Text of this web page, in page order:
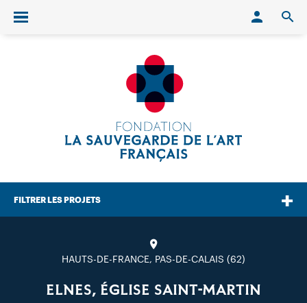
Ouvrir/fermer le menu
FILTRER LES PROJETS
HAUTS-DE-FRANCE, PAS-DE-CALAIS (62)
ELNES, ÉGLISE SAINT-MARTIN